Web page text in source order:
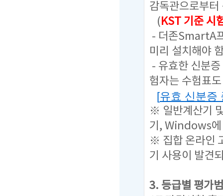
감독관으로부
(KST 기준 시
- 더존SmartA
미리 설치해야
- 유효한 신분
험자는 수험표
[유효 신분증
※ 일반계산기
기, Windows에
※ 집합 온라인
기 사용이 발견
3. 등급별 평가